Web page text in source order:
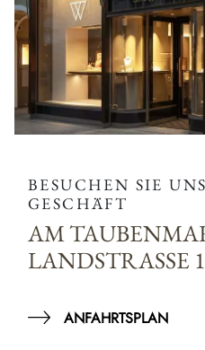
BESUCHEN SIE
GESCHÄFT
AM
LANDSTRASSE
ANFAHRTSPLAN